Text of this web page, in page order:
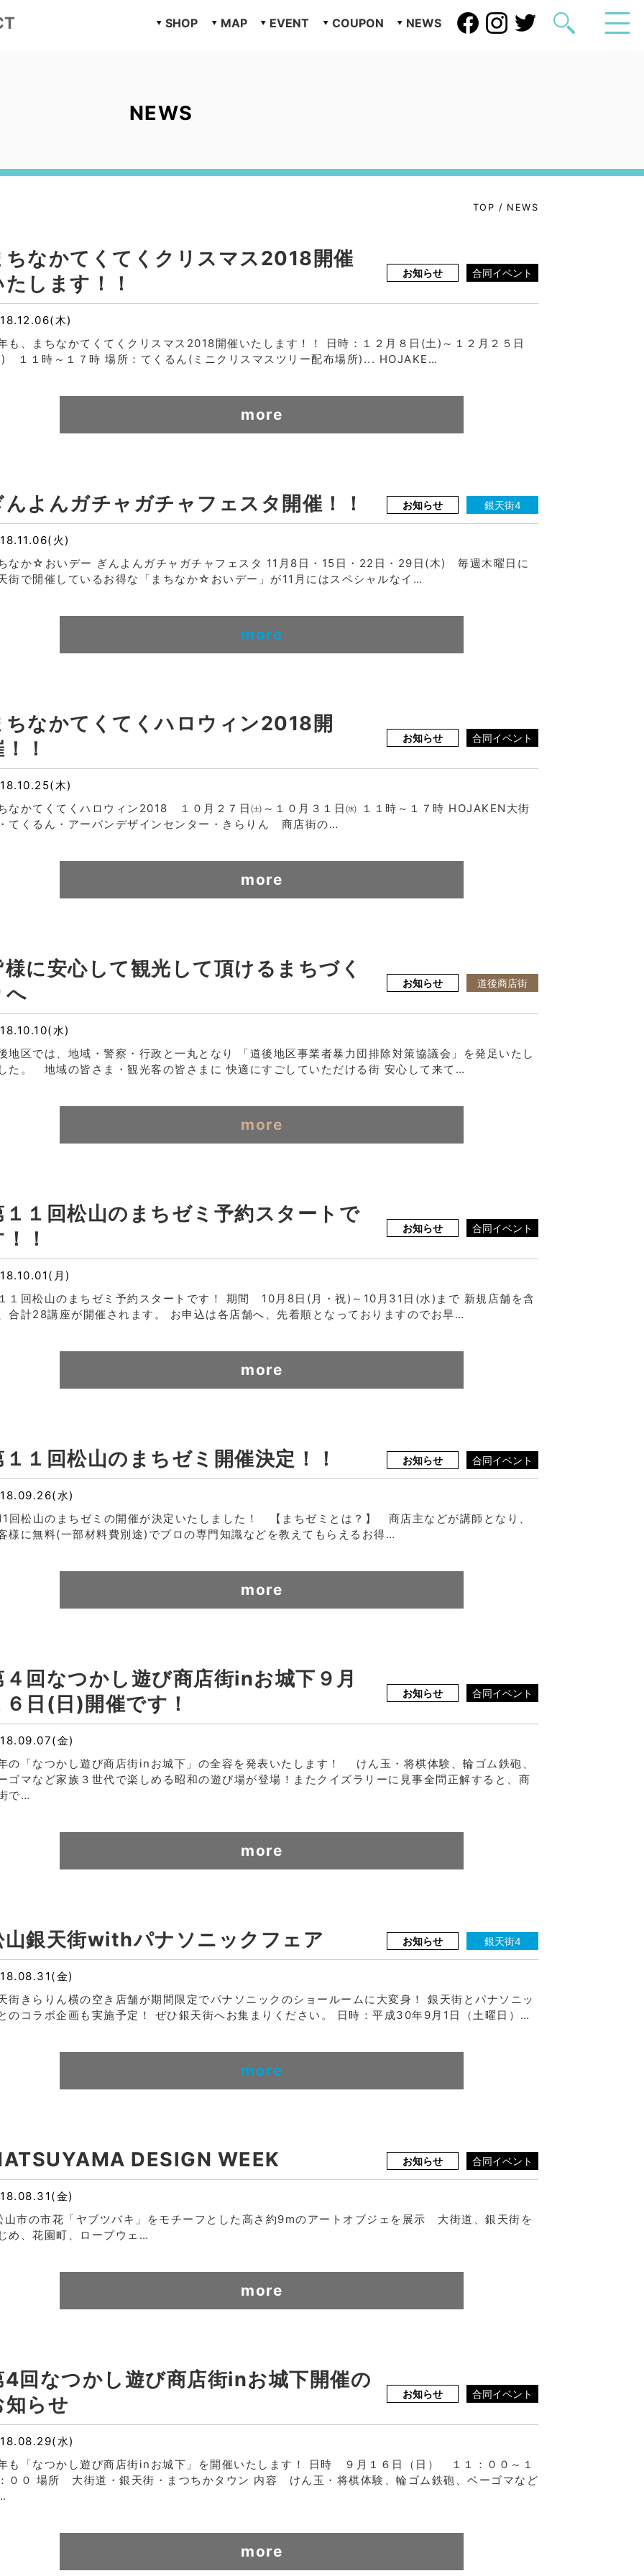
SHOP MAP EVENT COUPON NEWS
NEWS
TOP / NEWS
ちなかてくてくクリスマス2018開催
たします！！
お知らせ 合同イベント
木)
も、まちなかてくてくクリスマス2018開催いたします！！ 日時：１２月８日(土)～１２月２５日
１１時～１７時 場所：てくるん(ミニクリスマスツリー配布場所)... HOJAKE…
more
んよんガチャガチャフェスタ開催！！ お知らせ 銀天街4
火)
なか☆おいデー ぎんよんガチャガチャフェスタ 11月8日・15日・22日・29日(木) 毎週木曜日に
街で開催しているお得な「まちなか☆おいデー」が11月にはスペシャルなイ…
more
ちなかてくてくハロウィン2018開
！
お知らせ 合同イベント
木)
なかてくてくハロウィン2018 １０月２７日㈯～１０月３１日㈬ １１時～１７時 HOJAKEN大街
てくるん・アーバンデザインセンター・きらりん 商店街の…
more
様に安心して観光して頂けるまちづく
へ
お知らせ 道後商店街
水)
地区では、地域・警察・行政と一丸となり 「道後地区事業者暴力団排除対策協議会」を発足いたし
た。 地域の皆さま・観光客の皆さまに 快適にすごしていただける街 安心して来て…
more
１１回松山のまちゼミ予約スタートで
！
お知らせ 合同イベント
月)
１回松山のまちゼミ予約スタートです！ 期間 10月8日(月・祝)～10月31日(水)まで 新規店舗を含
合計28講座が開催されます。 お申込は各店舗へ、先着順となっておりますのでお早…
more
１１回松山のまちゼミ開催決定！！ お知らせ 合同イベント
水)
回松山のまちゼミの開催が決定いたしました！ 【まちゼミとは？】 商店主などが講師となり、
様に無料(一部材料費別途)でプロの専門知識などを教えてもらえるお得…
more
４回なつかし遊び商店街inお城下９月
６日(日)開催です！
お知らせ 合同イベント
金)
の「なつかし遊び商店街inお城下」の全容を発表いたします！ けん玉・将棋体験、輪ゴム鉄砲、
ゴマなど家族３世代で楽しめる昭和の遊び場が登場！またクイズラリーに見事全問正解すると、商
で…
more
山銀天街withパナソニックフェア お知らせ 銀天街4
金)
街きらりん横の空き店舗が期間限定でパナソニックのショールームに大変身！ 銀天街とパナソニッ
のコラボ企画も実施予定！ ぜひ銀天街へお集まりください。 日時：平成30年9月1日（土曜日）…
more
DESIGN WEEK お知らせ 合同イベント
金)
山市の市花「ヤブツバキ」をモチーフとした高さ約9mのアートオブジェを展示 大街道、銀天街を
め、花園町、ロープウェ…
more
4回なつかし遊び商店街inお城下開催の
知らせ
お知らせ 合同イベント
水)
も「なつかし遊び商店街inお城下」を開催いたします！ 日時 ９月１６日（日） １１：００～１
００ 場所 大街道・銀天街・まつちかタウン 内容 けん玉・将棋体験、輪ゴム鉄砲、ベーゴマなど
more